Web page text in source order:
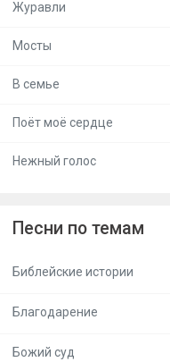
Журавли
Мосты
В семье
Поёт моё сердце
Нежный голос
Песни по темам
Библейские истории
Благодарение
Божий суд